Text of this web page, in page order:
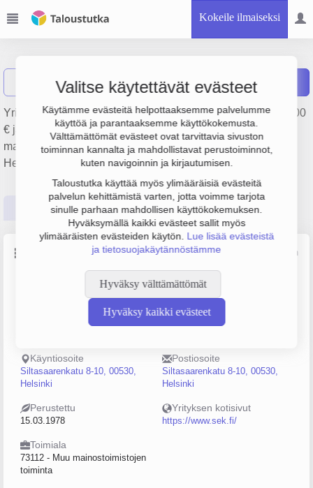
Kokeile ilmaiseksi
Valitse käytettävät evästeet
Käytämme evästeitä helpottaaksemme palvelumme
käyttöä ja parantaaksemme käyttökokemusta.
Välttämättömät evästeet ovat tarvittavia sivuston
toiminnan kannalta ja mahdollistavat perustoiminnot,
kuten navigoinnin ja kirjautumisen.
Taloustutka käyttää myös ylimääräisiä evästeitä
palvelun kehittämistä varten, jotta voimme tarjota
sinulle parhaan mahdollisen käyttökokemuksen.
Hyväksymällä kaikki evästeet sallit myös
ylimääräisten evästeiden käytön. Lue lisää evästeistä
ja tietosuojakäytännöstämme
Hyväksy välttämättömät
Hyväksy kaikki evästeet
Näytä haku Oy SEK Ab Raportit
Yrityksen Oy SEK Ab liikevaihto on 17.7 milj. €, tulos 549 000
€ ja henkilöstömäärä 121. Sen päätoimiala on Muu
mainostoimistojen toiminta, perustamisvuosi 1978 ja sijainti
Helsinki. Yrityksen yhtiömuoto Osakeyhtiö (OY).
Perustiedot Tilinpäätösluvut Päättäjätiedot
Lähde: YTJ, PRH, Traficom
Henkilöstömäärä
100–249
Käyntiosoite
Siltasaarenkatu 8-10, 00530,
Helsinki
Postiosoite
Siltasaarenkatu 8-10, 00530,
Helsinki
Perustettu
15.03.1978
Yrityksen kotisivut
https://www.sek.fi/
Toimiala
73112 - Muu mainostoimistojen
toiminta